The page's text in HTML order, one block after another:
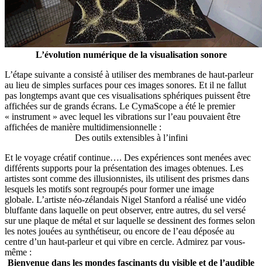
L’évolution numérique de la visualisation sonore
L’étape suivante a consisté à utiliser des membranes de haut-parleur
au lieu de simples surfaces pour ces images sonores. Et il ne fallut
pas longtemps avant que ces visualisations sphériques puissent être
affichées sur de grands écrans. Le CymaScope a été le premier
« instrument » avec lequel les vibrations sur l’eau pouvaient être
affichées de manière multidimensionnelle :
Des outils extensibles à l’infini
Et le voyage créatif continue…. Des expériences sont menées avec
différents supports pour la présentation des images obtenues. Les
artistes sont comme des illusionnistes, ils utilisent des prismes dans
lesquels les motifs sont regroupés pour former une image
globale. L’artiste néo-zélandais Nigel Stanford a réalisé une vidéo
bluffante dans laquelle on peut observer, entre autres, du sel versé
sur une plaque de métal et sur laquelle se dessinent des formes selon
les notes jouées au synthétiseur, ou encore de l’eau déposée au
centre d’un haut-parleur et qui vibre en cercle. Admirez par vous-
même :
Bienvenue dans les mondes fascinants du visible et de l’audible